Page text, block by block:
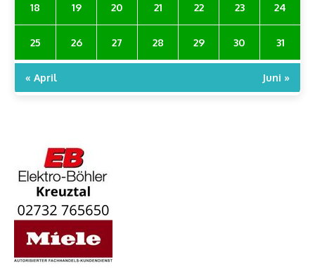
18 19 20 21 22 23 24
25 26 27 28 29 30 31
« April Juni »